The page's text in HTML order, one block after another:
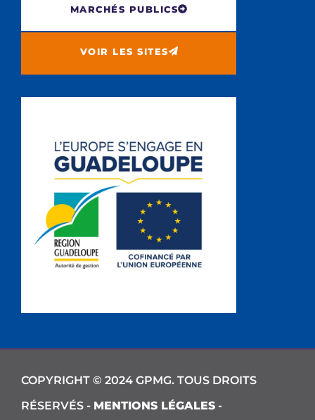
MARCHÉS PUBLICS
VOIR LES SITES
COPYRIGHT © 2024 GPMG. TOUS DROITS
RÉSERVÉS - MENTIONS LÉGALES -